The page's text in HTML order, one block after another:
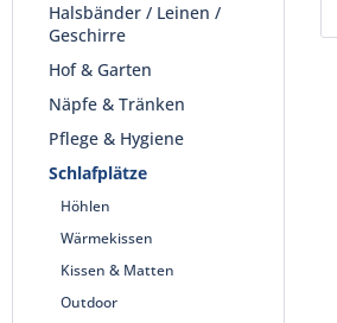
Halsbänder / Leinen /
Geschirre
Hof & Garten
Näpfe & Tränken
Pflege & Hygiene
Schlafplätze
Höhlen
Wärmekissen
Kissen & Matten
Outdoor